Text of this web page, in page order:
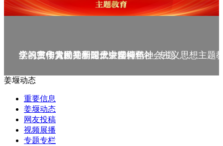
庆祝中华人民共和国成立75周年
学习贯彻党的二十届三中全会精神_专题
党的二十大精神理论大讲堂--理论
学习宣传贯彻党的二十大精神
学习贯彻习近平新时代中国特色社会主义思想主题
姜堰动态
重要信息
姜堰动态
网友投稿
视频展播
专题专栏